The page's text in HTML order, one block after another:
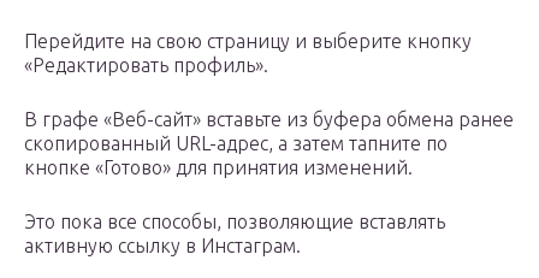
Перейдите на свою страницу и выберите кнопку
«Редактировать профиль».
В графе «Веб-сайт» вставьте из буфера обмена ранее
скопированный URL-адрес, а затем тапните по
кнопке «Готово» для принятия изменений.
Это пока все способы, позволяющие вставлять
активную ссылку в Инстаграм.